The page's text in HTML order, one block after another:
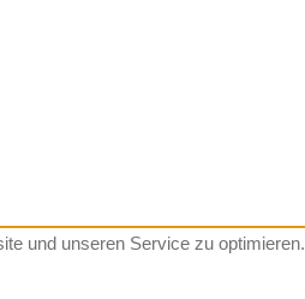
und unseren Service zu optimieren.